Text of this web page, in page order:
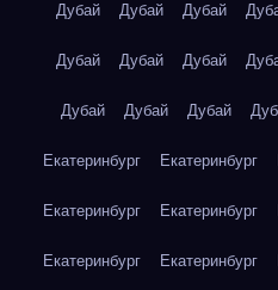
Дубай Дубай Дубай
Дубай Дубай Дубай
Дубай Дубай Дубай
Екатеринбург Екатеринбург
Екатеринбург Екатеринбург
Екатеринбург Екатеринбург